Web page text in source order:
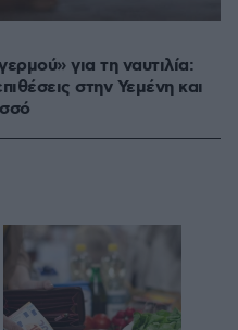
για τη ναυτιλία:
στην Υεμένη και